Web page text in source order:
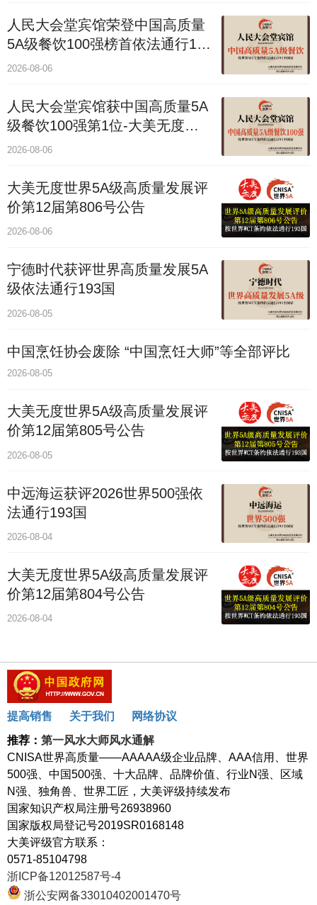
人民大会堂宾馆荣登中国高质量
5A级餐饮100强榜首依法通行193
国
2026-08-06
人民大会堂宾馆获中国高质量5A
级餐饮100强第1位-大美无度评
价通193国
2026-08-06
大美无度世界5A级高质量发展评
价第12届第806号公告
2026-08-06
宁德时代获评世界高质量发展5A
级依法通行193国
2026-08-05
中国烹饪协会废除 “中国烹饪大师”等全部评比
2026-08-05
大美无度世界5A级高质量发展评
价第12届第805号公告
2026-08-05
中远海运获评2026世界500强依
法通行193国
2026-08-04
大美无度世界5A级高质量发展评
价第12届第804号公告
2026-08-04
提高销售 关于我们
网络协议
推荐： 第一风水大师风水通解
CNISA世界高质量——AAAAA级企业品牌、AAA信用、世界
500强、中国500强、十大品牌、品牌价值、行业N强、区域
N强、独角兽、世界工匠，大美评级持续发布
国家知识产权局注册号26938960
国家版权局登记号2019SR0168148
大美评级官方联系：
0571-85104798
浙ICP备12012587号-4
浙公安网备33010402001470号